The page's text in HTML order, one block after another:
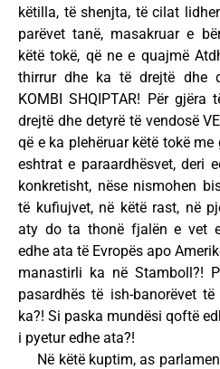
këtilla, të shenjta, të cilat
parëvet tanë, masakruar e
këtë tokë, që ne e quajmë
thirrur dhe ka të drejtë dhe
KOMBI SHQIPTAR! Për
drejtë dhe detyrë të vendosë
që e ka plehëruar këtë tokë
eshtrat e paraardhësvet, deri
konkretisht, nëse nismohen
të kufiujvet, në këtë rast, në
aty do ta thonë fjalën e vet
edhe ata të Evropës apo
manastirli ka në Stamboll?!
pasardhës të ish-banorëvet
ka?! Si paska mundësi qoftë
i pyetur edhe ata?!
Në këtë kuptim, as